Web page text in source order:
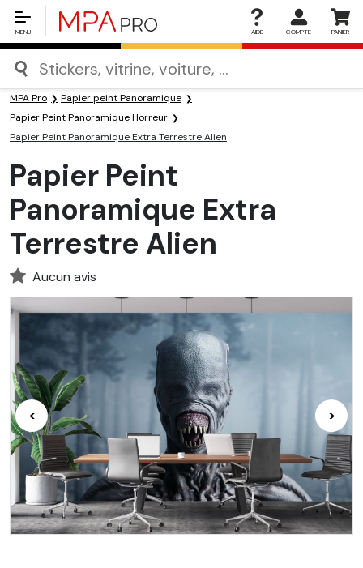
MENU AIDE COMPTE PANIER
MPA Pro
Papier peint Panoramique
Papier Peint Panoramique Horreur
Papier Peint Panoramique Extra Terrestre Alien
Papier Peint
Panoramique Extra
Terrestre Alien
Aucun avis
< >